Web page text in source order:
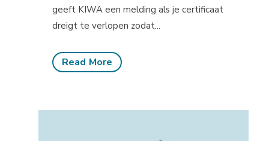
geeft KIWA een melding als je certificaat
dreigt te verlopen zodat...
Read More